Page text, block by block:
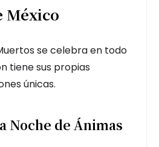
México
se celebra en todo
tiene sus propias
únicas.
Noche de Ánimas